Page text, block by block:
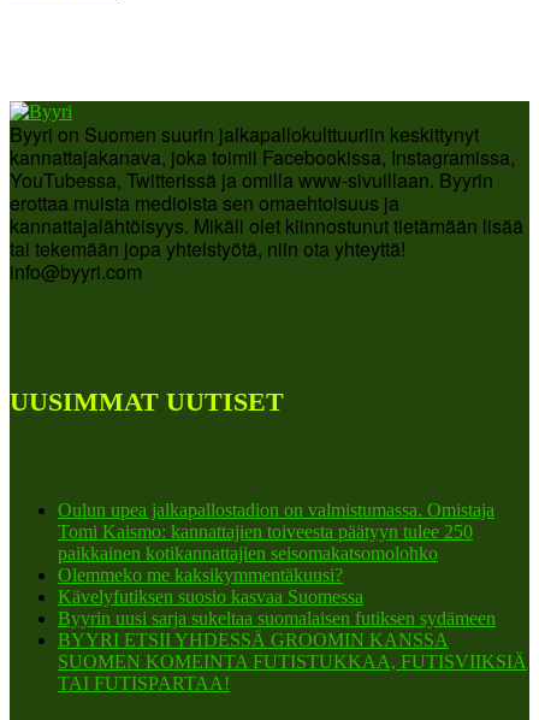
Byyri on Suomen suurin jalkapallokulttuuriin keskittynyt
kannattajakanava, joka toimii Facebookissa, Instagramissa,
YouTubessa, Twitterissä ja omilla www-sivuillaan. Byyrin
erottaa muista medioista sen omaehtoisuus ja
kannattajalähtöisyys. Mikäli olet kiinnostunut tietämään lisää
tai tekemään jopa yhteistyötä, niin ota yhteyttä!
info@byyri.com
UUSIMMAT UUTISET
Oulun upea jalkapallostadion on valmistumassa. Omistaja
Tomi Kaismo: kannattajien toiveesta päätyyn tulee 250
paikkainen kotikannattajien seisomakatsomolohko
Olemmeko me kaksikymmentäkuusi?
Kävelyfutiksen suosio kasvaa Suomessa
Byyrin uusi sarja sukeltaa suomalaisen futiksen sydämeen
BYYRI ETSII YHDESSÄ GROOMIN KANSSA
SUOMEN KOMEINTA FUTISTUKKAA, FUTISVIIKSIÄ
TAI FUTISPARTAA!